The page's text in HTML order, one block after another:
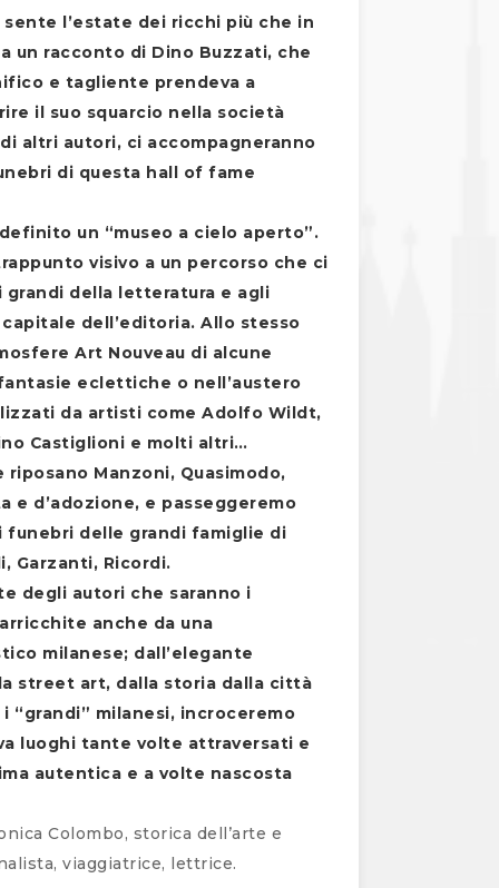
l’estate dei ricchi più che in
un racconto di Dino Buzzati, che
e tagliente prendeva a
il suo squarcio nella società
altri autori, ci accompagneranno
di questa hall of fame
un “museo a cielo aperto”.
visivo a un percorso che ci
della letteratura e agli
dell’editoria. Allo stesso
Art Nouveau di alcune
eclettiche o nell’austero
da artisti come Adolfo Wildt,
Castiglioni e molti altri…
Manzoni, Quasimodo,
e d’adozione, e passeggeremo
funebri delle grandi famiglie di
Garzanti, Ricordi.
degli autori che saranno i
anche da una
milanese; dall’elegante
street art, dalla storia dalla città
“grandi” milanesi, incroceremo
luoghi tante volte attraversati e
autentica e a volte nascosta
Colombo, storica dell’arte e
viaggiatrice, lettrice.